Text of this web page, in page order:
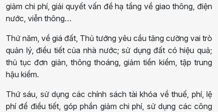
giảm chi phí, giải quyết vấn đề hạ tầng về giao thông, điện
nước, viễn thông…
Thứ năm, về giá đất, Thủ tướng yêu cầu tăng cường vai trò
quản lý, điều tiết của nhà nước; sử dụng đất có hiệu quả;
thủ tục đơn giản, thông thoáng, giảm tiền kiểm, tập trung
hậu kiểm.
Thứ sáu, sử dụng các chính sách tài khóa về thuế, phí, lệ
phí để điều tiết, góp phần giảm chi phí, sử dụng các công